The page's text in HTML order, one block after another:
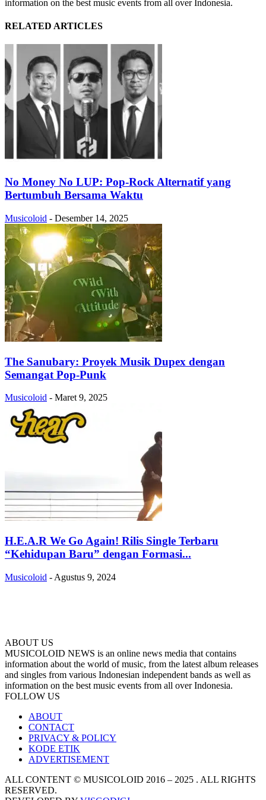
information on the best music events from all over Indonesia.
RELATED ARTICLES
No Money No LUP: Pop-Rock Alternatif yang
Bertumbuh Bersama Waktu
Musicoloid - Desember 14, 2025
The Sanubary: Proyek Musik Dupex dengan
Semangat Pop-Punk
Musicoloid - Maret 9, 2025
H.E.A.R We Go Again! Rilis Single Terbaru
“Kehidupan Baru” dengan Formasi...
Musicoloid - Agustus 9, 2024
ABOUT US
MUSICOLOID NEWS is an online news media that contains
information about the world of music, from the latest album releases
and singles from various Indonesian independent bands as well as
information on the best music events from all over Indonesia.
FOLLOW US
ABOUT
CONTACT
PRIVACY & POLICY
KODE ETIK
ADVERTISEMENT
ALL CONTENT © MUSICOLOID 2016 – 2025 . ALL RIGHTS
RESERVED.